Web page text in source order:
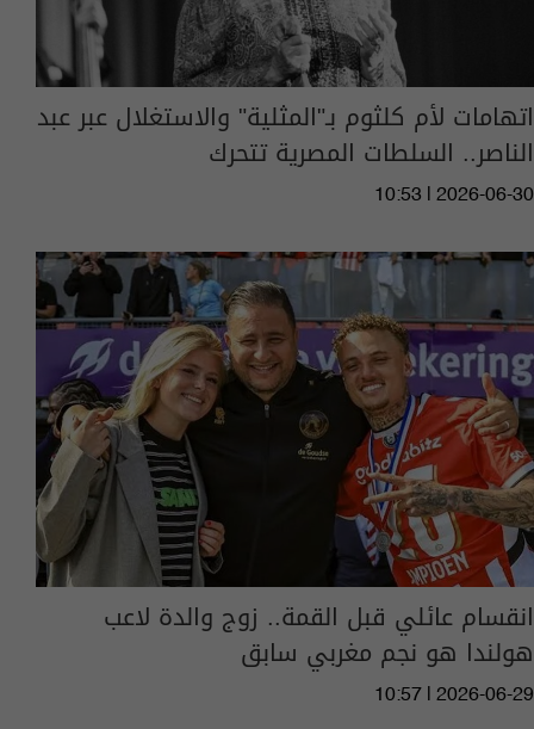
اتهامات لأم كلثوم بـ"المثلية" والاستغلال عبر عبد
الناصر.. السلطات المصرية تتحرك
10:53 | 2026-06-30
انقسام عائلي قبل القمة.. زوج والدة لاعب
هولندا هو نجم مغربي سابق
10:57 | 2026-06-29